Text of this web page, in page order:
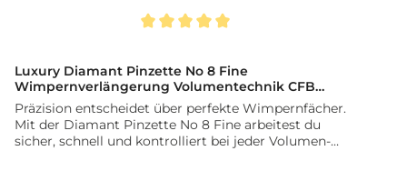
Luxury Diamant Pinzette No 8 Fine
Wimpernverlängerung Volumentechnik CFB
Cosmetics®
Präzision entscheidet über perfekte Wimpernfächer.
Mit der Diamant Pinzette No 8 Fine arbeitest du
sicher, schnell und kontrolliert bei jeder Volumen-